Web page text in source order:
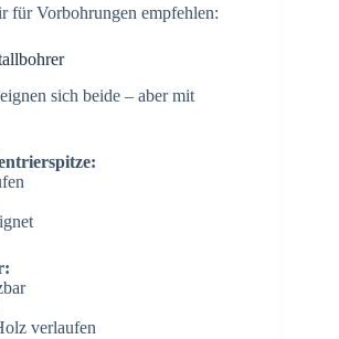
für Vorbohrungen empfehlen:
sich beide – aber mit
verlaufen